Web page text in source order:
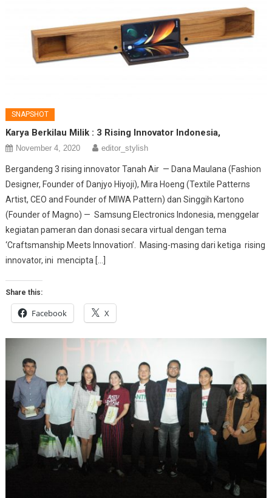
SNAPSHOT
Karya Berkilau Milik : 3 Rising Innovator Indonesia,
November 4, 2020 editor_stylish
Bergandeng 3 rising innovator Tanah Air — Dana Maulana (Fashion
Designer, Founder of Danjyo Hiyoji), Mira Hoeng (Textile Patterns
Artist, CEO and Founder of MIWA Pattern) dan Singgih Kartono
(Founder of Magno) — Samsung Electronics Indonesia, menggelar
kegiatan pameran dan donasi secara virtual dengan tema
‘Craftsmanship Meets Innovation’. Masing-masing dari ketiga rising
innovator, ini mencipta […]
Share this:
Facebook X